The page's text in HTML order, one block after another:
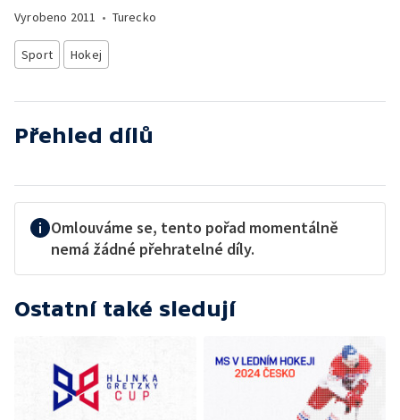
Vyrobeno 2011 • Turecko
Sport Hokej
Přehled dílů
Omlouváme se, tento pořad momentálně
nemá žádné přehratelné díly.
Ostatní také sledují